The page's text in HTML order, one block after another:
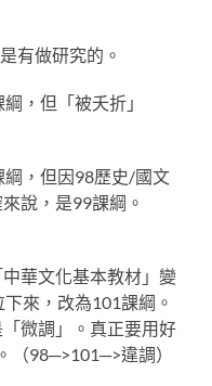
有做研究的。
，但「被夭折」
，但因98歷史/國文
說，是99課綱。
華文化基本教材」變
來，改為101課綱。
微調」。真正要用好
（98─>101─>違調）